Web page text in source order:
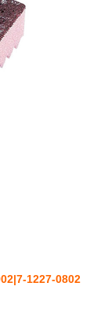
1227-0802